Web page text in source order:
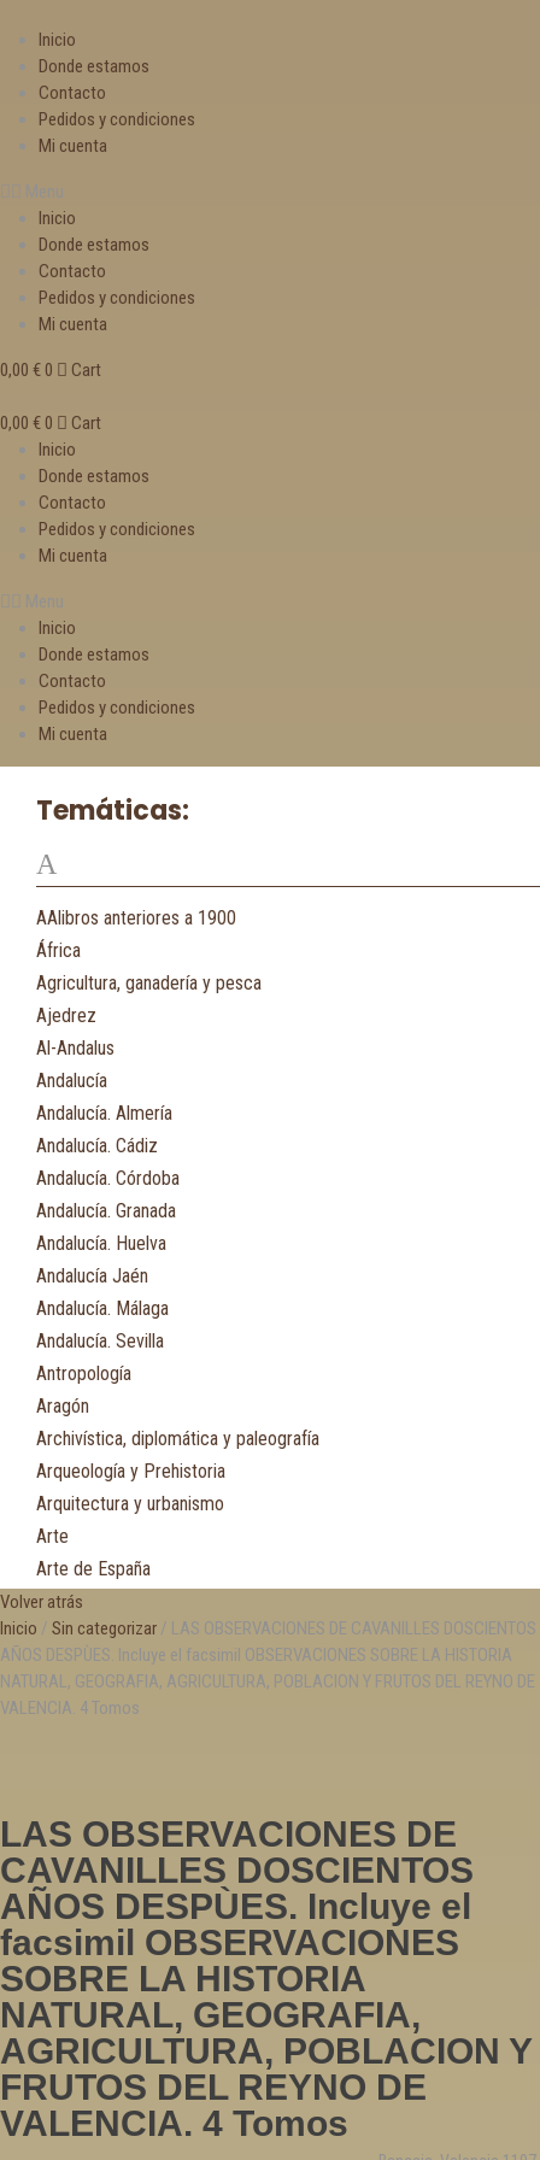
Inicio
Donde estamos
Contacto
Pedidos y condiciones
Mi cuenta
Menu
Inicio
Donde estamos
Contacto
Pedidos y condiciones
Mi cuenta
0,00 € 0 Cart
0,00 € 0
Cart
Inicio
Donde estamos
Contacto
Pedidos y condiciones
Mi cuenta
Menu
Inicio
Donde estamos
Contacto
Pedidos y condiciones
Mi cuenta
Temáticas:
A
AAlibros anteriores a 1900
África
Agricultura, ganadería y pesca
Ajedrez
Al-Andalus
Andalucía
Andalucía. Almería
Andalucía. Cádiz
Andalucía. Córdoba
Andalucía. Granada
Andalucía. Huelva
Andalucía Jaén
Andalucía. Málaga
Andalucía. Sevilla
Antropología
Aragón
Archivística, diplomática y paleografía
Arqueología y Prehistoria
Arquitectura y urbanismo
Arte
Arte de España
Asia
Astronomía
Asturias
Automovilismo, ciclismo y Motociclismo
Bibliografía
Biografía
Botánica, ecología y medio ambiente
C
Caballos
Canarias
Cantabria
Cartografía
Volver atrás
Inicio / Sin categorizar / LAS OBSERVACIONES DE CAVANILLES DOSCIENTOS
AÑOS DESPÙES. Incluye el facsimil OBSERVACIONES SOBRE LA HISTORIA
NATURAL, GEOGRAFIA, AGRICULTURA, POBLACION Y FRUTOS DEL REYNO DE
VALENCIA. 4 Tomos
LAS OBSERVACIONES DE
CAVANILLES DOSCIENTOS
AÑOS DESPÙES. Incluye el
facsimil OBSERVACIONES
SOBRE LA HISTORIA
NATURAL, GEOGRAFIA,
AGRICULTURA, POBLACION Y
FRUTOS DEL REYNO DE
VALENCIA. 4 Tomos